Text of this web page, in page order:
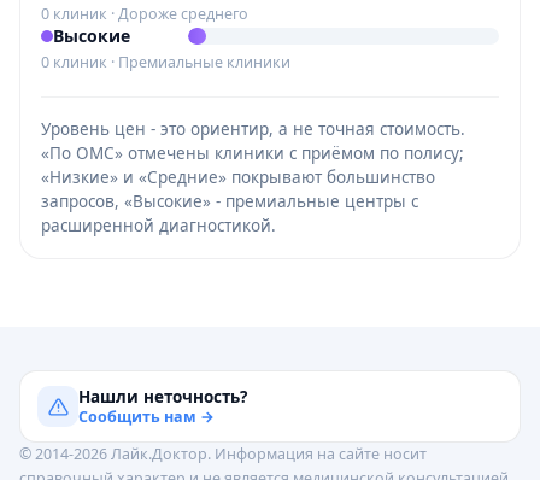
0 клиник · Дороже среднего
Высокие
0 клиник · Премиальные клиники
Уровень цен - это ориентир, а не точная стоимость.
«По ОМС» отмечены клиники с приёмом по полису;
«Низкие» и «Средние» покрывают большинство
запросов, «Высокие» - премиальные центры с
расширенной диагностикой.
Нашли неточность?
Сообщить нам →
© 2014-2026 Лайк.Доктор. Информация на сайте носит